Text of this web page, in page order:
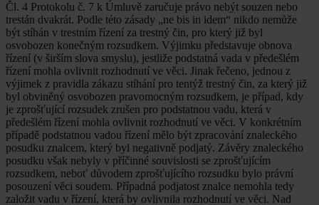
Čl. 4 Protokolu č. 7 k Úmluvě zaručuje právo nebýt souzen nebo
trestán dvakrát. Podle této zásady „ne bis in idem“ nikdo nemůže
být stíhán v trestním řízení za trestný čin, pro který již byl
osvobozen konečným rozsudkem. Výjimku představuje obnova
řízení (v širším slova smyslu), jestliže podstatná vada v předešlém
řízení mohla ovlivnit rozhodnutí ve věci. Jinak řečeno, jednou z
výjimek z pravidla zákazu stíhání pro tentýž trestný čin, za který již
byl obviněný osvobozen pravomocným rozsudkem, je případ, kdy
je zprošťující rozsudek zrušen pro podstatnou vadu, která v
předešlém řízení mohla ovlivnit rozhodnutí ve věci. V konkrétním
případě podstatnou vadou řízení mělo být zpracování znaleckého
posudku znalcem, který byl negativně podjatý. Závěry znaleckého
posudku však nebyly v příčinné souvislosti se zprošťujícím
rozsudkem, neboť důvodem zprošťujícího rozsudku bylo právní
posouzení věci soudem. Případná podjatost znalce nemohla tedy
založit vadu v řízení, která by ovlivnila rozhodnutí ve věci. Nad